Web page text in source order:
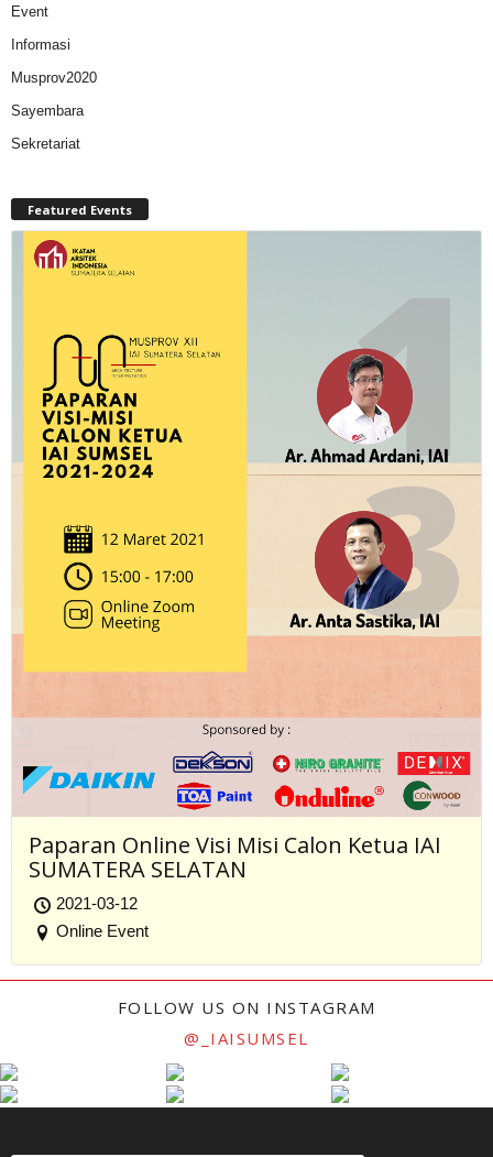
Event
Informasi
Musprov2020
Sayembara
Sekretariat
Featured Events
Paparan Online Visi Misi Calon Ketua IAI
SUMATERA SELATAN
2021-03-12
Online Event
FOLLOW US ON INSTAGRAM
@_IAISUMSEL